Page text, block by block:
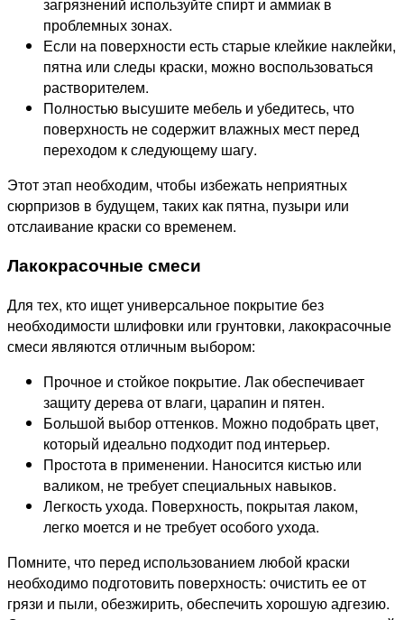
проблемных зонах.
Если на поверхности есть старые клейкие наклейки,
пятна или следы краски, можно воспользоваться
растворителем.
Полностью высушите мебель и убедитесь, что
поверхность не содержит влажных мест перед
переходом к следующему шагу.
Этот этап необходим, чтобы избежать неприятных
сюрпризов в будущем, таких как пятна, пузыри или
отслаивание краски со временем.
Лакокрасочные смеси
Для тех, кто ищет универсальное покрытие без
необходимости шлифовки или грунтовки, лакокрасочные
смеси являются отличным выбором:
Прочное и стойкое покрытие. Лак обеспечивает
защиту дерева от влаги, царапин и пятен.
Большой выбор оттенков. Можно подобрать цвет,
который идеально подходит под интерьер.
Простота в применении. Наносится кистью или
валиком, не требует специальных навыков.
Легкость ухода. Поверхность, покрытая лаком,
легко моется и не требует особого ухода.
Помните, что перед использованием любой краски
необходимо подготовить поверхность: очистить ее от
грязи и пыли, обезжирить, обеспечить хорошую адгезию.